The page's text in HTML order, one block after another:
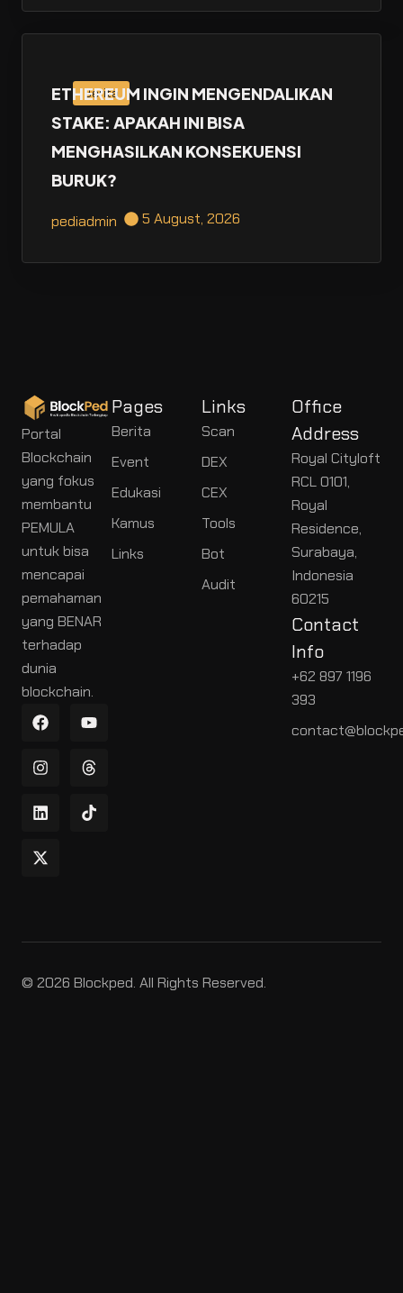
Berita
ETHEREUM INGIN MENGENDALIKAN
STAKE: APAKAH INI BISA
MENGHASILKAN KONSEKUENSI
BURUK?
pediadmin 5 August, 2026
Portal
Blockchain
yang fokus
membantu
PEMULA
untuk bisa
mencapai
pemahaman
yang BENAR
terhadap
dunia
blockchain.
Pages
Berita
Event
Edukasi
Kamus
Links
Links
Scan
DEX
CEX
Tools
Bot
Audit
Office
Address
Royal Cityloft
RCL 0101,
Royal
Residence,
Surabaya,
Indonesia
60215
Contact
Info
+62 897 1196
393
© 2026 Blockped. All Rights Reserved.